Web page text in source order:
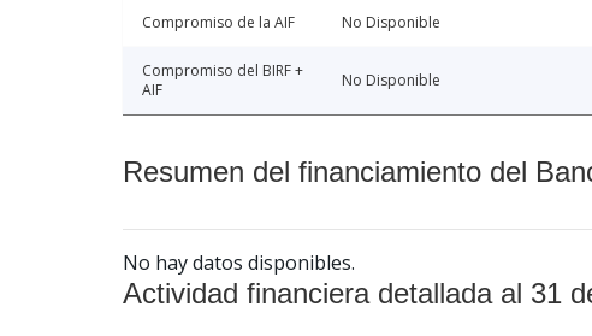
Compromiso de la AIF No Disponible
Compromiso del BIRF +
AIF
No Disponible
Resumen del financiamiento del
No hay datos disponibles.
Actividad financiera detallada al 31